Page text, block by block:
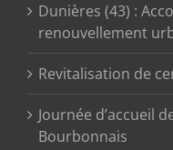
Dunières (43) :
renouvellement
Revitalisation de
Journée d’accueil
Bourbonnais